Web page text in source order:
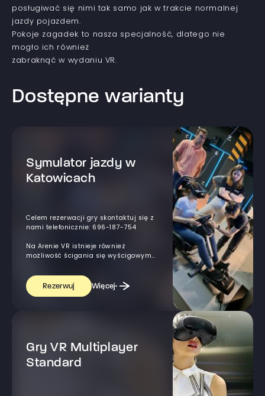
posługiwać się nimi tak samo jak w trakcie normalnej
jazdy pojazdem.
Pokoje zagadek to nasza specjalność, dlatego nie
mogło ich również
zabraknąć w wydaniu VR.
Dostępne warianty
Symulator jazdy w
Katowicach
Celem rezerwacji gry skontaktuj się z
nami telefonicznie: 696-187-754
Na Arenie VR istnieje również
możliwość ścigania się wyścigowym
jazdy? Osiągaj niesamowite prędkości
na torze wyścigowym samochodem o
mocy silnika ponad 600 koni! –
Rezerwuj Więcej
Gry VR Multiplayer
Standard